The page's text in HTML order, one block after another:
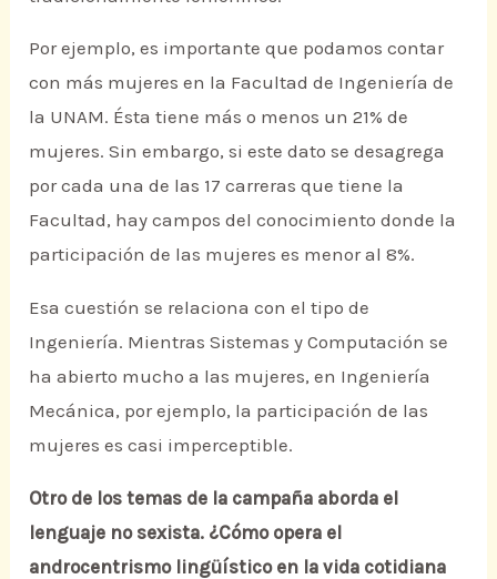
Por ejemplo, es importante que podamos contar
con más mujeres en la Facultad de Ingeniería de
la UNAM. Ésta tiene más o menos un 21% de
mujeres. Sin embargo, si este dato se desagrega
por cada una de las 17 carreras que tiene la
Facultad, hay campos del conocimiento donde la
participación de las mujeres es menor al 8%.
Esa cuestión se relaciona con el tipo de
Ingeniería. Mientras Sistemas y Computación se
ha abierto mucho a las mujeres, en Ingeniería
Mecánica, por ejemplo, la participación de las
mujeres es casi imperceptible.
Otro de los temas de la campaña aborda el
lenguaje no sexista. ¿Cómo opera el
androcentrismo lingüístico en la vida cotidiana